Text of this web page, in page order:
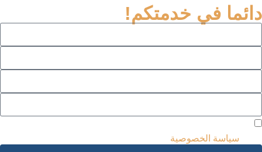
دائما في خدمتكم!
سياسة الخصوصية